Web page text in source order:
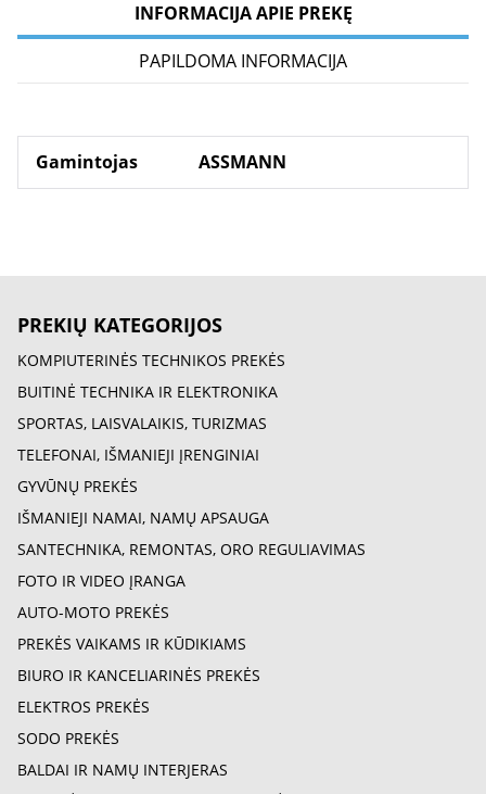
INFORMACIJA APIE PREKĘ
PAPILDOMA INFORMACIJA
Gamintojas ASSMANN
PREKIŲ KATEGORIJOS
KOMPIUTERINĖS TECHNIKOS PREKĖS
BUITINĖ TECHNIKA IR ELEKTRONIKA
SPORTAS, LAISVALAIKIS, TURIZMAS
TELEFONAI, IŠMANIEJI ĮRENGINIAI
GYVŪNŲ PREKĖS
IŠMANIEJI NAMAI, NAMŲ APSAUGA
SANTECHNIKA, REMONTAS, ORO REGULIAVIMAS
FOTO IR VIDEO ĮRANGA
AUTO-MOTO PREKĖS
PREKĖS VAIKAMS IR KŪDIKIAMS
BIURO IR KANCELIARINĖS PREKĖS
ELEKTROS PREKĖS
SODO PREKĖS
BALDAI IR NAMŲ INTERJERAS